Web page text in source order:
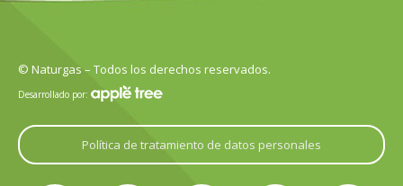
© Naturgas – Todos los derechos reservados.
Desarrollado por:
Política de tratamiento de datos personales